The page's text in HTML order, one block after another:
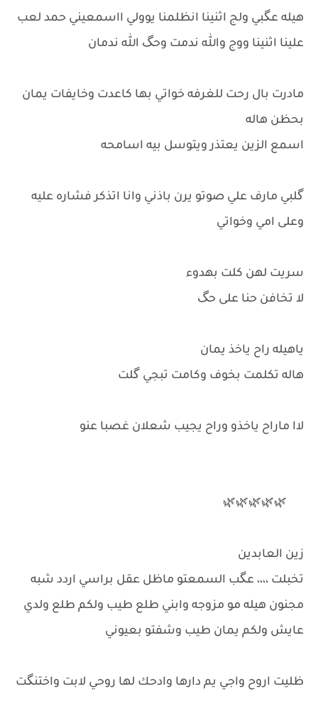
هيله عگبي ولج اثنينا انظلمنا يوولي ااسمعيني حمد لعب
علينا اثنينا ووج والله ندمت وحگ الله ندمان
مادرت بال رحت للغرفه خواتي بها كاعدت وخايفات يمان
بحظن هاله
اسمع الزين يعتذر ويتوسل بيه اسامحه
گلبي مارف علي صوتو يرن باذني وانا اتذكر فشاره عليه
وعلى امي وخواتي
سريت لهن كلت بهدوء
لا تخافن حنا على حگ
ياهيله راح ياخذ يمان
هاله تكلمت بخوف وكامت تبجي گلت
لاا ماراح ياخذو وراح يجيب شعلان غصبا عنو
🌿🌿🌿🌿🌿
زين العابدين
تخبلت ،،،، عگب السمعتو ماظل عقل براسي اردد شبه
مجنون هيله مو مزوجه وابني طلع طيب ولكم طلع ولدي
عايش ولكم يمان طيب وشفتو بعيوني
ظليت اروح واجي يم دارها وادحك لها روحي لابت واختنگت